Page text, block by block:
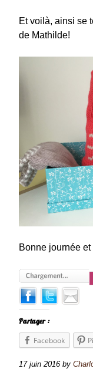
Et voilà, ainsi se
de Mathilde!
Bonne journée
Partager :
Facebook
17 juin 2016 by